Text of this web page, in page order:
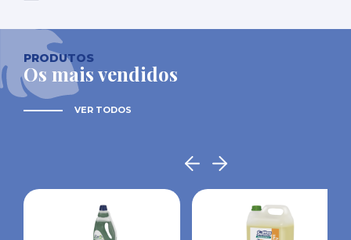
PRODUTOS
Os mais vendidos
VER TODOS